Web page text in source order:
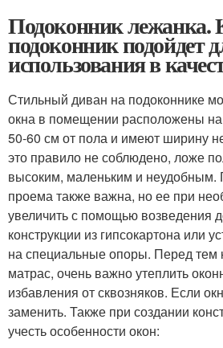
Подоконник лежанка.
подоконник подойдет
использования в
Стильный диван на подоконнике
окна в помещении расположены
50-60 см от пола и имеют ширину
это правило не соблюдено, ложе
высоким, маленьким и неудобным.
проема также важна, но ее при
увеличить с помощью возведения
конструкции из гипсокартона или
на специальные опоры. Перед тем
матрас, очень важно утеплить
избавления от сквозняков. Если
заменить. Также при создании
учесть особенности окон: